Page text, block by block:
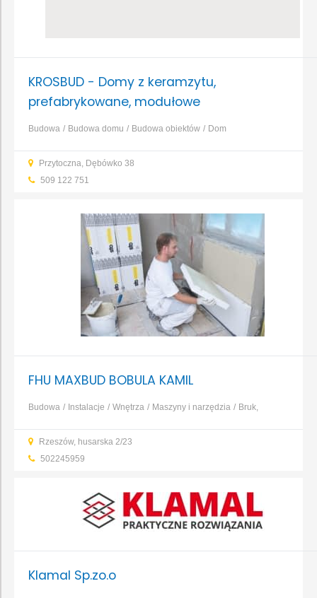
KROSBUD - Domy z keramzytu,
prefabrykowane, modułowe
Budowa Budowa domu Budowa obiektów
Dom
Przytoczna, Dębówko 38
509 122 751
FHU MAXBUD BOBULA KAMIL
Budowa Instalacje Wnętrza Maszyny i narzędzia
Bruk,
izolacja, ocieplenie
Fundamenty, prace ziemne, wykopy
Rzeszów, husarska 2/23
502245959
Klamal Sp.zo.o